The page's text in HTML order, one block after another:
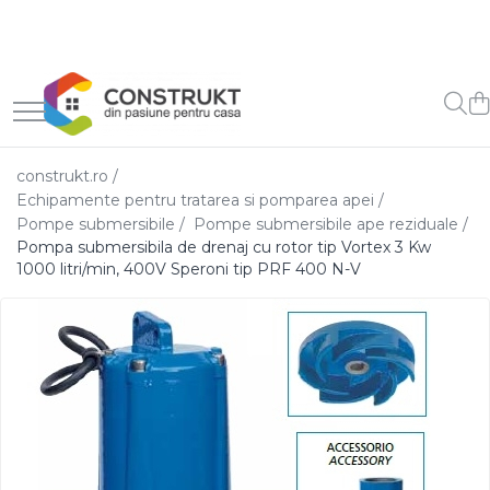
Toate Produsele
Incalzire
Centrale termice
Termoseminee, seminee si sobe
Cazane pe combustibil solid
Cazane pe combustibil
gazos/lichid
Aeroterme si destratificatoare
Radiatoare si convectoare
Panouri radiante si incalzitoare
cu infrarosu
construkt.ro /
Echipamente pentru tratarea si pomparea apei /
Pompe submersibile / Pompe submersibile ape reziduale /
Pompa submersibila de drenaj cu rotor tip Vortex 3 Kw
1000 litri/min, 400V Speroni tip PRF 400 N-V